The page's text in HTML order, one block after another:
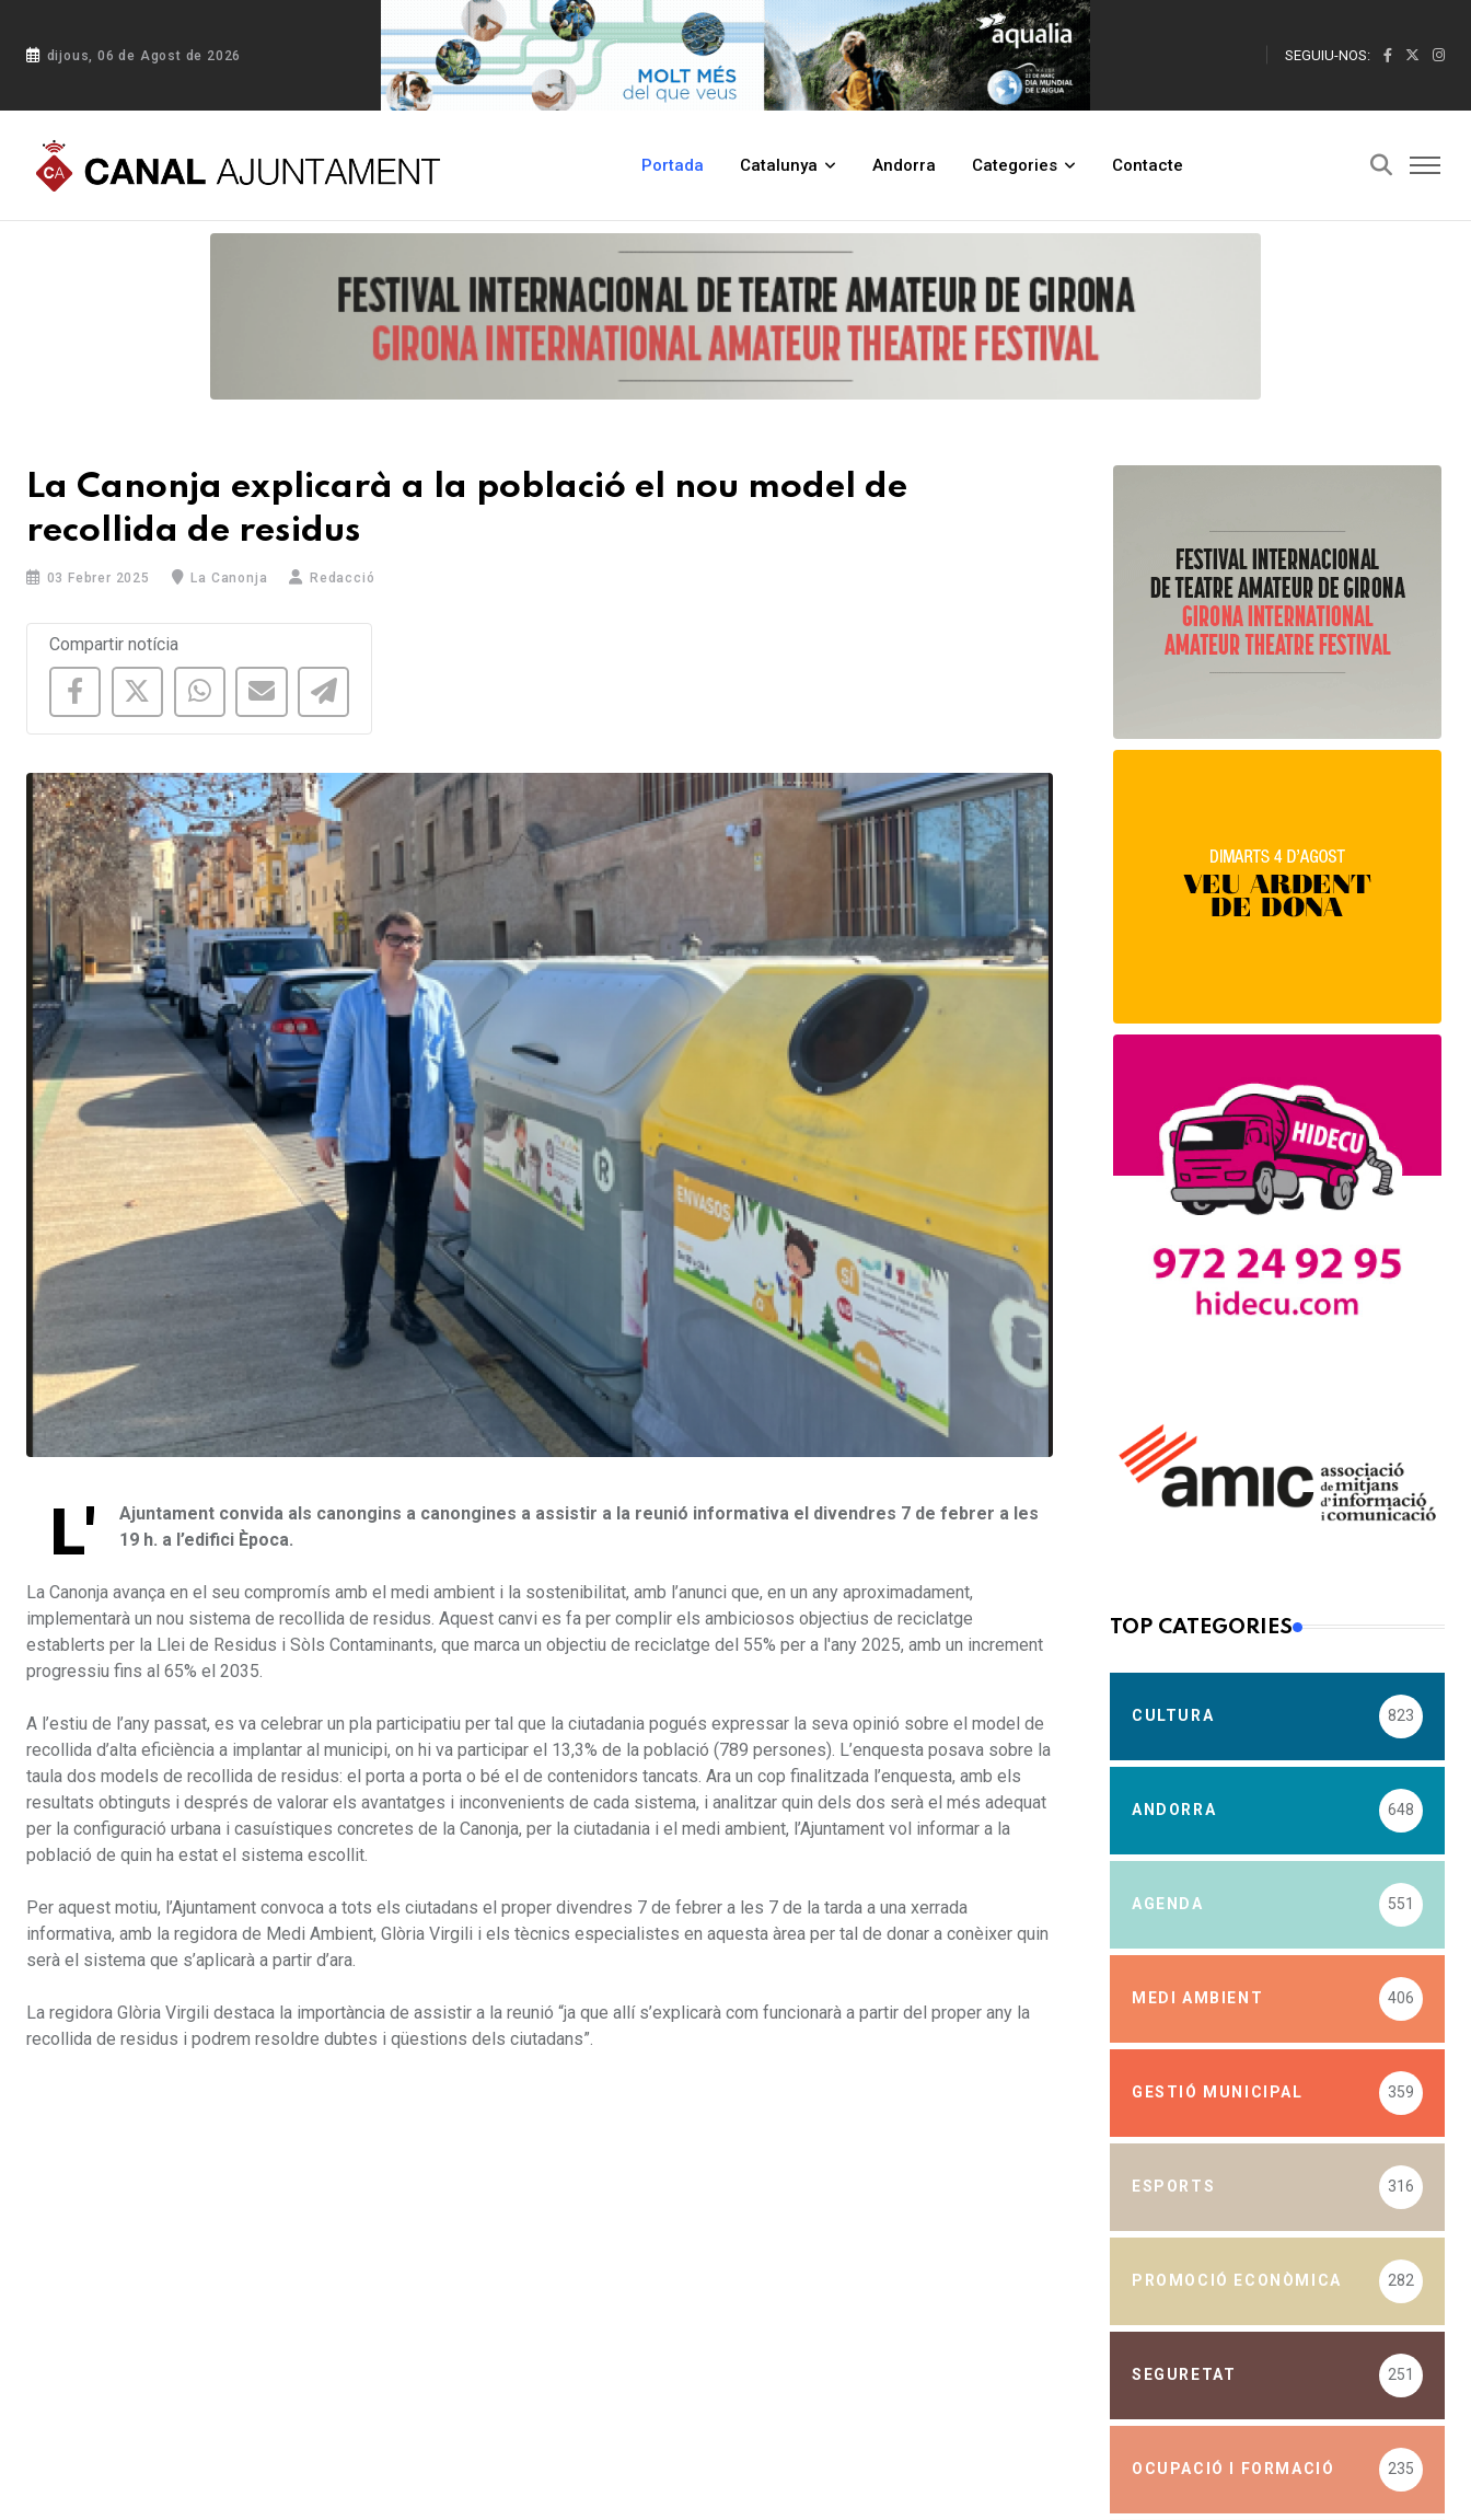
dijous, 06 de Agost de 2026 SEGUIU-NOS:
Portada Catalunya Andorra Categories Contacte
Portada Blog La Canonja explicarà a la població el nou model de recollida de residus
La Canonja explicarà a la població el nou model de
recollida de residus
03 Febrer 2025 La Canonja Redacció
Compartir notícia
L'
Ajuntament convida als canongins a canongines a assistir a la reunió informativa el divendres 7 de febrer a les
19 h. a l’edifici Època.
La Canonja avança en el seu compromís amb el medi ambient i la sostenibilitat, amb l’anunci que, en un any aproximadament,
implementarà un nou sistema de recollida de residus. Aquest canvi es fa per complir els ambiciosos objectius de reciclatge
establerts per la Llei de Residus i Sòls Contaminants, que marca un objectiu de reciclatge del 55% per a l'any 2025, amb un increment
progressiu fins al 65% el 2035.
A l’estiu de l’any passat, es va celebrar un pla participatiu per tal que la ciutadania pogués expressar la seva opinió sobre el model de
recollida d’alta eficiència a implantar al municipi, on hi va participar el 13,3% de la població (789 persones). L’enquesta posava sobre la
taula dos models de recollida de residus: el porta a porta o bé el de contenidors tancats. Ara un cop finalitzada l’enquesta, amb els
resultats obtinguts i després de valorar els avantatges i inconvenients de cada sistema, i analitzar quin dels dos serà el més adequat
per la configuració urbana i casuístiques concretes de la Canonja, per la ciutadania i el medi ambient, l’Ajuntament vol informar a la
població de quin ha estat el sistema escollit.
Per aquest motiu, l’Ajuntament convoca a tots els ciutadans el proper divendres 7 de febrer a les 7 de la tarda a una xerrada
informativa, amb la regidora de Medi Ambient, Glòria Virgili i els tècnics especialistes en aquesta àrea per tal de donar a conèixer quin
serà el sistema que s’aplicarà a partir d’ara.
La regidora Glòria Virgili destaca la importància de assistir a la reunió “ja que allí s’explicarà com funcionarà a partir del proper any la
recollida de residus i podrem resoldre dubtes i qüestions dels ciutadans”.
TOP CATEGORIES
CULTURA 823
ANDORRA 648
AGENDA 551
MEDI AMBIENT 406
GESTIÓ MUNICIPAL 359
ESPORTS 316
PROMOCIÓ ECONÒMICA 282
SEGURETAT 251
OCUPACIÓ I FORMACIÓ 235